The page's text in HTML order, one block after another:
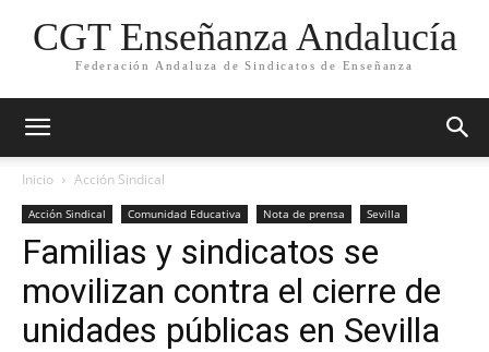
CGT Enseñanza Andalucía
Federación Andaluza de Sindicatos de Enseñanza
Inicio Acción Sindical
Acción Sindical Comunidad Educativa Nota de prensa Sevilla
Familias y sindicatos se
movilizan contra el cierre de
unidades públicas en Sevilla